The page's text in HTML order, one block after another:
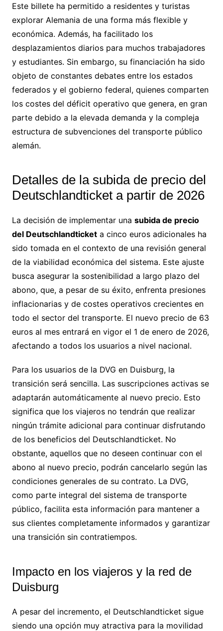
Este billete ha permitido a residentes y turistas
explorar Alemania de una forma más flexible y
económica. Además, ha facilitado los
desplazamientos diarios para muchos trabajadores
y estudiantes. Sin embargo, su financiación ha sido
objeto de constantes debates entre los estados
federados y el gobierno federal, quienes comparten
los costes del déficit operativo que genera, en gran
parte debido a la elevada demanda y la compleja
estructura de subvenciones del transporte público
alemán.
Detalles de la subida de precio del
Deutschlandticket a partir de 2026
La decisión de implementar una subida de precio
del Deutschlandticketa cinco euros adicionales ha
sido tomada en el contexto de una revisión general
de la viabilidad económica del sistema. Este ajuste
busca asegurar la sostenibilidad a largo plazo del
abono, que, a pesar de su éxito, enfrenta presiones
inflacionarias y de costes operativos crecientes en
todo el sector del transporte. El nuevo precio de 63
euros al mes entrará en vigor el 1 de enero de 2026,
afectando a todos los usuarios a nivel nacional.
Para los usuarios de la DVG en Duisburg, la
transición será sencilla. Las suscripciones activas se
adaptarán automáticamente al nuevo precio. Esto
significa que los viajeros no tendrán que realizar
ningún trámite adicional para continuar disfrutando
de los beneficios del Deutschlandticket. No
obstante, aquellos que no deseen continuar con el
abono al nuevo precio, podrán cancelarlo según las
condiciones generales de su contrato. La DVG,
como parte integral del sistema de transporte
público, facilita esta información para mantener a
sus clientes completamente informados y garantizar
una transición sin contratiempos.
Impacto en los viajeros y la red de
Duisburg
A pesar del incremento, el Deutschlandticket sigue
siendo una opción muy atractiva para la movilidad